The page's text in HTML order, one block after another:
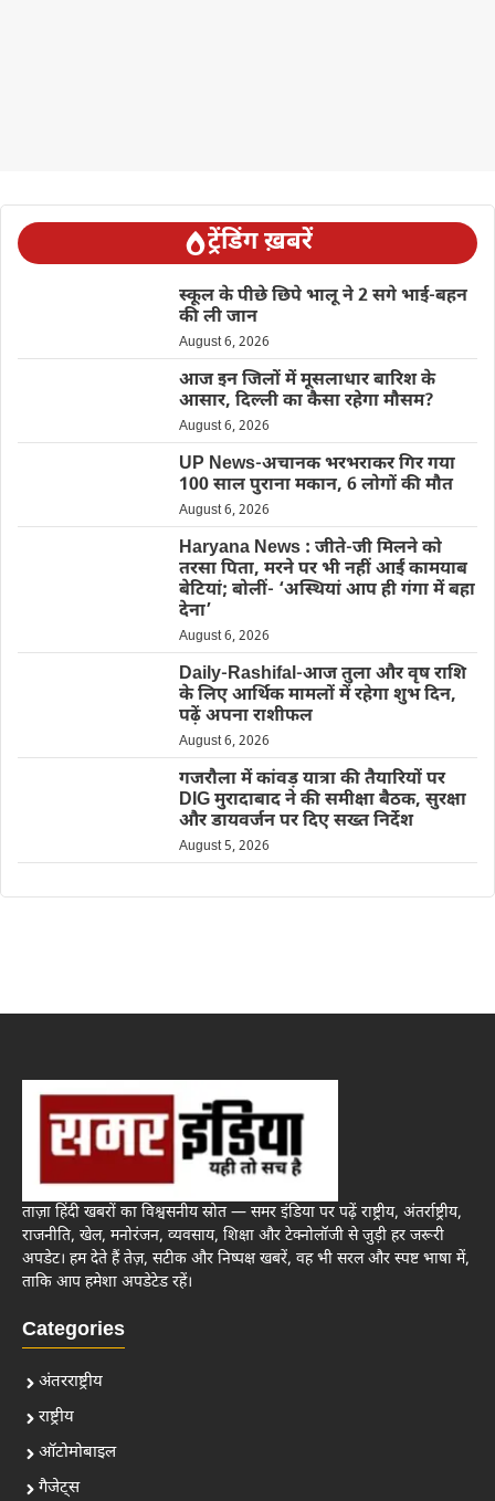
ट्रेंडिंग ख़बरें
स्कूल के पीछे छिपे भालू ने 2 सगे भाई-बहन
की ली जान
August 6, 2026
आज इन जिलों में मूसलाधार बारिश के
आसार, दिल्ली का कैसा रहेगा मौसम?
August 6, 2026
UP News-अचानक भरभराकर गिर गया
100 साल पुराना मकान, 6 लोगों की मौत
August 6, 2026
Haryana News : जीते-जी मिलने को
तरसा पिता, मरने पर भी नहीं आईं कामयाब
बेटियां; बोलीं- ‘अस्थियां आप ही गंगा में बहा
देना’
August 6, 2026
Daily-Rashifal-आज तुला और वृष राशि
के लिए आर्थिक मामलों में रहेगा शुभ दिन,
पढ़ें अपना राशीफल
August 6, 2026
गजरौला में कांवड़ यात्रा की तैयारियों पर
DIG मुरादाबाद ने की समीक्षा बैठक, सुरक्षा
और डायवर्जन पर दिए सख्त निर्देश
August 5, 2026
ताज़ा हिंदी खबरों का विश्वसनीय स्रोत — समर इंडिया पर पढ़ें राष्ट्रीय, अंतर्राष्ट्रीय,
राजनीति, खेल, मनोरंजन, व्यवसाय, शिक्षा और टेक्नोलॉजी से जुड़ी हर जरूरी
अपडेट। हम देते हैं तेज़, सटीक और निष्पक्ष खबरें, वह भी सरल और स्पष्ट भाषा में,
ताकि आप हमेशा अपडेटेड रहें।
Categories
अंतरराष्ट्रीय
राष्ट्रीय
ऑटोमोबाइल
गैजेट्स